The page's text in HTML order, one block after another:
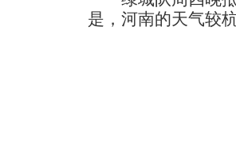
是，河南的天气较